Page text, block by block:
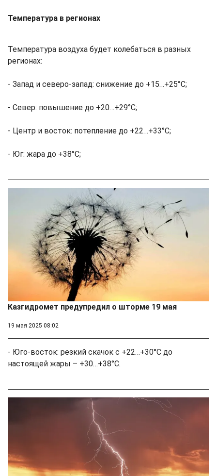
Температура в регионах
Температура воздуха будет колебаться в разных
регионах:
- Запад и северо-запад: снижение до +15…+25°С;
- Север: повышение до +20…+29°С;
- Центр и восток: потепление до +22…+33°С;
- Юг: жара до +38°С;
Казгидромет предупредил о шторме 19 мая
19 мая 2025 08:02
- Юго-восток: резкий скачок с +22…+30°С до
настоящей жары – +30…+38°С.